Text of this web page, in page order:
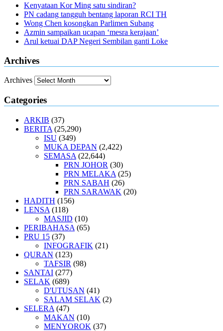
Kenyataan Kor Ming satu sindiran?
PN cadang tangguh bentang laporan RCI TH
Wong Chen kosongkan Parlimen Subang
Azmin sampaikan ucapan ‘mesra kerajaan’
Arul ketuai DAP Negeri Sembilan ganti Loke
Archives
Archives
Categories
ARKIB (37)
BERITA (25,290)
ISU (349)
MUKA DEPAN (2,422)
SEMASA (22,644)
PRN JOHOR (30)
PRN MELAKA (25)
PRN SABAH (26)
PRN SARAWAK (20)
HADITH (156)
LENSA (118)
MASJID (10)
PERIBAHASA (65)
PRU 15 (37)
INFOGRAFIK (21)
QURAN (123)
TAFSIR (98)
SANTAI (277)
SELAK (689)
D'UTUSAN (41)
SALAM SELAK (2)
SELERA (47)
MAKAN (10)
MENYOROK (37)